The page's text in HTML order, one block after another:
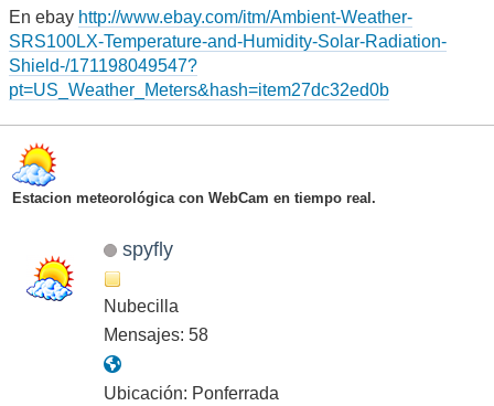
En ebay http://www.ebay.com/itm/Ambient-Weather-
SRS100LX-Temperature-and-Humidity-Solar-Radiation-
Shield-/171198049547?
pt=US_Weather_Meters&hash=item27dc32ed0b
Estacion meteorológica con WebCam en tiempo real.
spyfly
Nubecilla
Mensajes: 58
Ubicación: Ponferrada